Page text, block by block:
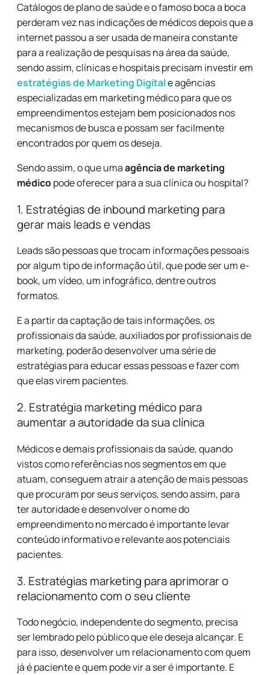
Catálogos de plano de saúde e o famoso boca a boca
perderam vez nas indicações de médicos depois que a
internet passou a ser usada de maneira constante
para a realização de pesquisas na área da saúde,
sendo assim, clínicas e hospitais precisam investir em
estratégias de Marketing Digitale agências
especializadas em marketing médico para que os
empreendimentos estejam bem posicionados nos
mecanismos de busca e possam ser facilmente
encontrados por quem os deseja.
Sendo assim, o que umaagência de marketing
médicopode oferecer para a sua clínica ou hospital?
1. Estratégias de inbound marketing para
gerar mais leads e vendas
Leads são pessoas que trocam informações pessoais
por algum tipo de informação útil, que pode ser um e-
book, um vídeo, um infográfico, dentre outros
formatos.
E a partir da captação de tais informações, os
profissionais da saúde, auxiliados por profissionais de
marketing, poderão desenvolver uma série de
estratégias para educar essas pessoas e fazer com
que elas virem pacientes.
2. Estratégia marketing médico para
aumentar a autoridade da sua clínica
Médicos e demais profissionais da saúde, quando
vistos como referências nos segmentos em que
atuam, conseguem atrair a atenção de mais pessoas
que procuram por seus serviços, sendo assim, para
ter autoridade e desenvolver o nome do
empreendimento no mercado é importante levar
conteúdo informativo e relevante aos potenciais
pacientes.
3. Estratégias marketing para aprimorar o
relacionamento com o seu cliente
Todo negócio, independente do segmento, precisa
ser lembrado pelo público que ele deseja alcançar. E
para isso, desenvolver um relacionamento com quem
já é paciente e quem pode vir a ser é importante. E